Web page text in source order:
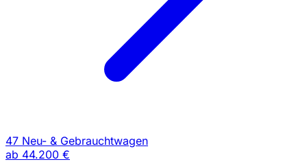
47 Neu- & Gebrauchtwagen
ab 44.200 €